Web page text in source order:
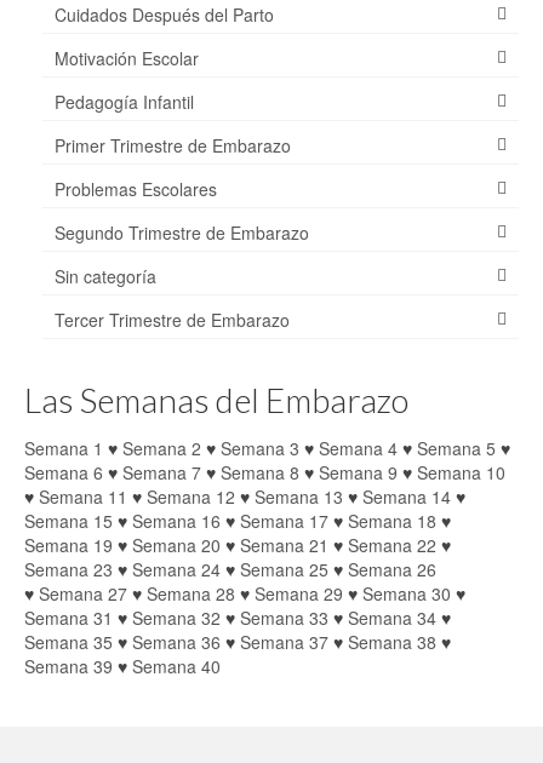
Cuidados Después del Parto
Motivación Escolar
Pedagogía Infantil
Primer Trimestre de Embarazo
Problemas Escolares
Segundo Trimestre de Embarazo
Sin categoría
Tercer Trimestre de Embarazo
Las Semanas del Embarazo
Semana 1 ♥ Semana 2 ♥ Semana 3 ♥ Semana 4 ♥ Semana 5 ♥
Semana 6 ♥ Semana 7 ♥ Semana 8 ♥ Semana 9 ♥ Semana 10
♥ Semana 11 ♥ Semana 12 ♥ Semana 13 ♥ Semana 14 ♥
Semana 15 ♥ Semana 16 ♥ Semana 17 ♥ Semana 18 ♥
Semana 19 ♥ Semana 20 ♥ Semana 21 ♥ Semana 22 ♥
Semana 23 ♥ Semana 24 ♥ Semana 25 ♥ Semana 26
♥ Semana 27 ♥ Semana 28 ♥ Semana 29 ♥ Semana 30 ♥
Semana 31 ♥ Semana 32 ♥ Semana 33 ♥ Semana 34 ♥
Semana 35 ♥ Semana 36 ♥ Semana 37 ♥ Semana 38 ♥
Semana 39 ♥ Semana 40